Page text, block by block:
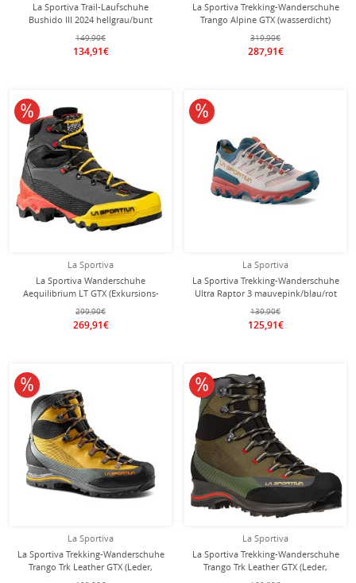
La Sportiva Trail-Laufschuhe
Bushido III 2024 hellgrau/bunt
Herren
149,90€
134,91€
La Sportiva Trekking-Wanderschuhe
Trango Alpine GTX (wasserdicht)
mochbraun/schwarz Herren
319,90€
287,91€
La Sportiva
La Sportiva Wanderschuhe
Aequilibrium LT GTX (Exkursions-
Bergwandern, Nubukleder,
wasserdicht) schwarz/rot/gelb
Herren
299,90€
269,91€
10% reduziert
La Sportiva
La Sportiva Trekking-Wanderschuhe
Ultra Raptor 3 mauvepink/blau/rot
Damen
139,90€
125,91€
10% reduziert
La Sportiva
La Sportiva Trekking-Wanderschuhe
Trango Trk Leather GTX (Leder,
wasserdicht) gelb Herren
10% reduziert
La Sportiva
La Sportiva Trekking-Wanderschuhe
Trango Trk Leather GTX (Leder,
wasserdicht) braun/ivygrün Herren
10% reduziert